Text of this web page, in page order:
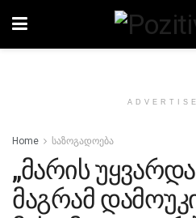
Home საზოგადოება
„მარის
მაგრამ